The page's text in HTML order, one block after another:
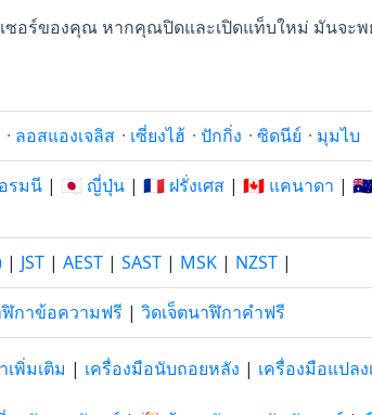
ซอร์ของคุณ หากคุณปิดและเปิดแท็บใหม่ มันจะ
· ลอสแองเจลิส · เซี่ยงไฮ้ · ปักกิ่ง · ซิดนีย์ · มุมไบ
รมนี | 🇯🇵 ญี่ปุ่น | 🇫🇷 ฝรั่งเศส | 🇨🇦 แคนาดา |
| JST | AEST | SAST | MSK | NZST |
ฬิกาข้อความฟรี | วิดเจ็ตนาฬิกาคำฟรี
เพิ่มเติม | เครื่องมือนับถอยหลัง | เครื่องมือแปลง